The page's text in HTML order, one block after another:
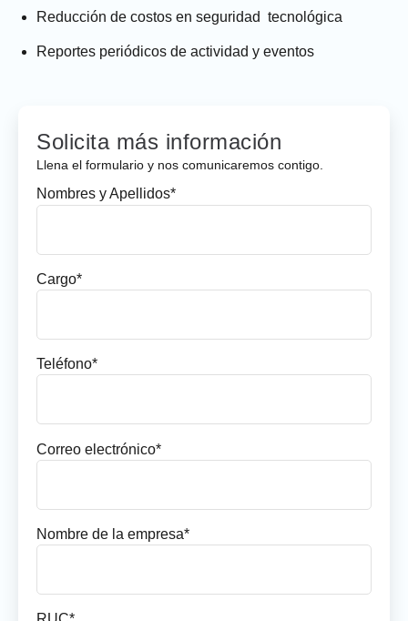
Reducción de costos en seguridad tecnológica
Reportes periódicos de actividad y eventos
Solicita más información
Llena el formulario y nos comunicaremos contigo.
Nombres y Apellidos*
Cargo*
Teléfono*
Correo electrónico*
Nombre de la empresa*